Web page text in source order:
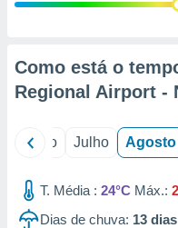
estudos
Como está o
Regional Airport -
Junho Julho Agosto
T. Média : 24°C Máx.:
Dias de chuva: 13 dias